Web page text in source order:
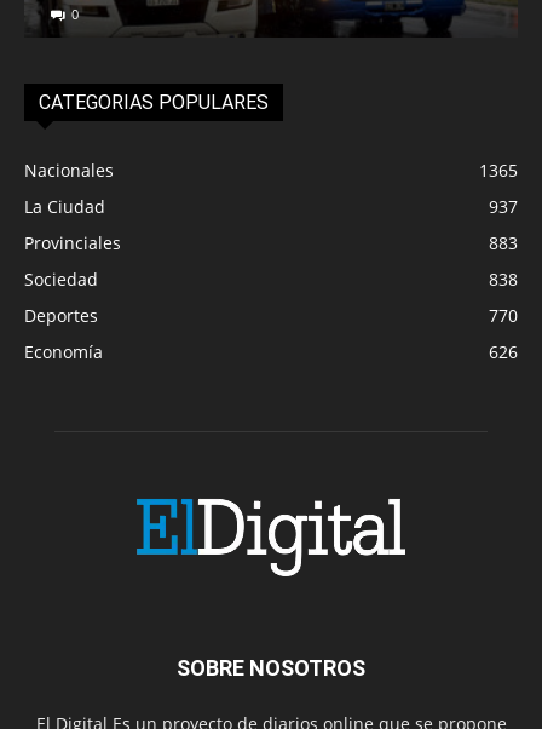
0
CATEGORIAS POPULARES
Nacionales
1365
La Ciudad
937
Provinciales
883
Sociedad
838
Deportes
770
Economía
626
SOBRE NOSOTROS
El Digital Es un proyecto de diarios online que se propone